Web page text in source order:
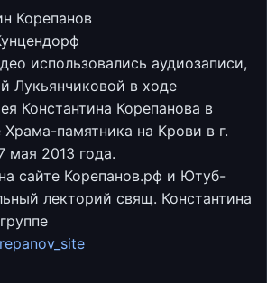
Корепанов
использовались аудиозаписи,
Лукьянчиковой в ходе
Константина Корепанова в
памятника на Крови в г.
мая 2013 года.
сайте Корепанов.рф и Ютуб-
лекторий свящ. Константина